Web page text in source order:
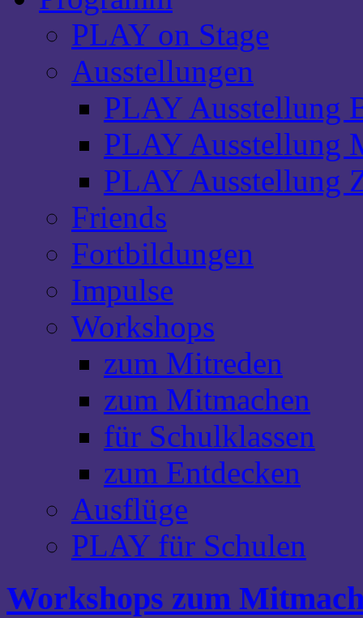
PLAY on Stage
Ausstellungen
PLAY Ausstellung
PLAY Ausstellung
PLAY Ausstellung
Friends
Fortbildungen
Impulse
Workshops
zum Mitreden
zum Mitmachen
für Schulklassen
zum Entdecken
Ausflüge
PLAY für Schulen
Workshops zum